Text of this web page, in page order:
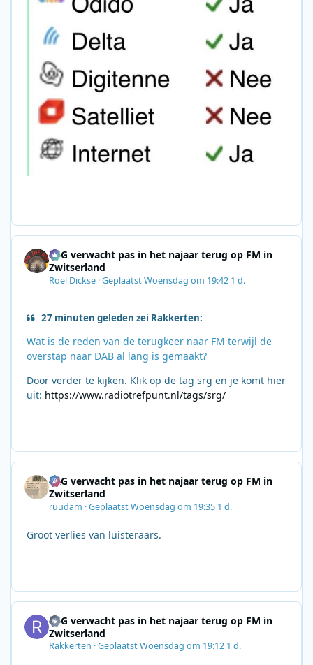
SRG verwacht pas in het najaar terug op FM in
Zwitserland
Roel Dickse ·GeplaatstWoensdag om 19:42 1 d.
27 minuten geleden zei Rakkerten:
Wat is de reden van de terugkeer naar FM terwijl de
overstap naar DAB al lang is gemaakt?
Door verder te kijken. Klik op de tag srg en je komt hier
uit: https://www.radiotrefpunt.nl/tags/srg/
SRG verwacht pas in het najaar terug op FM in
Zwitserland
ruudam ·GeplaatstWoensdag om 19:35 1 d.
Groot verlies van luisteraars.
SRG verwacht pas in het najaar terug op FM in
Zwitserland
Rakkerten ·GeplaatstWoensdag om 19:12 1 d.